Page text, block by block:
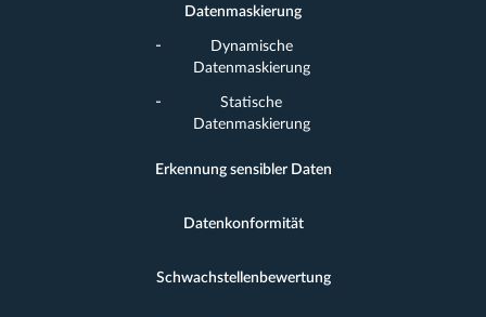
Datenmaskierung
Dynamische
Datenmaskierung
Statische
Datenmaskierung
Erkennung sensibler Daten
Datenkonformität
Schwachstellenbewertung